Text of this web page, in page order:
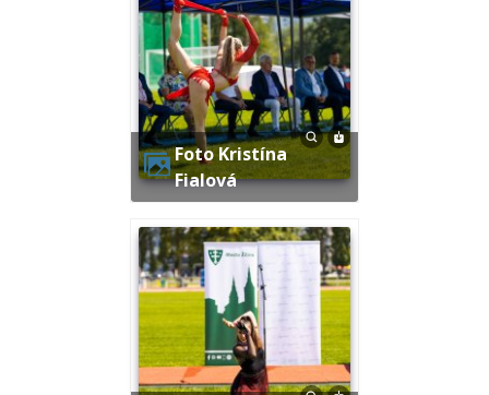
Foto Kristína
Fialová